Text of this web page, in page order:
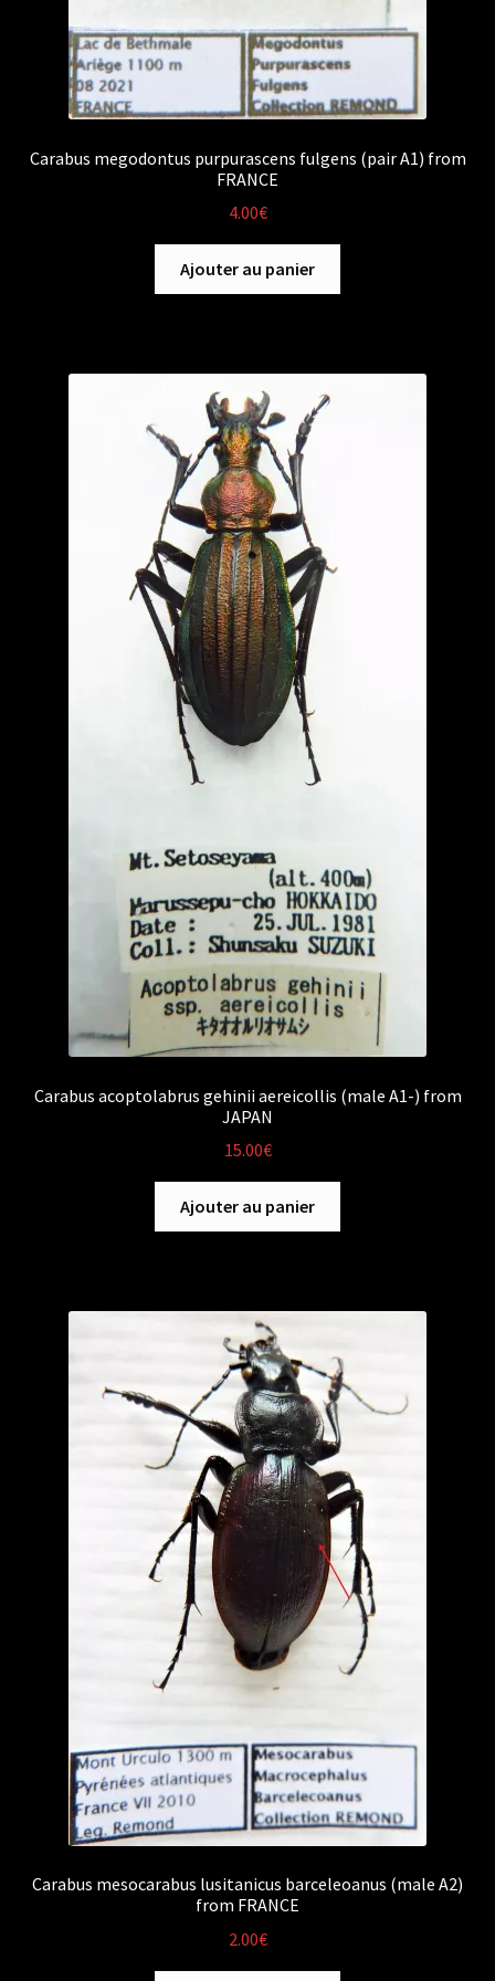
Carabus megodontus purpurascens fulgens (pair A1) from
FRANCE
4.00€
Ajouter au panier
Carabus acoptolabrus gehinii aereicollis (male A1-) from
JAPAN
15.00€
Ajouter au panier
Carabus mesocarabus lusitanicus barceleoanus (male A2)
from FRANCE
2.00€